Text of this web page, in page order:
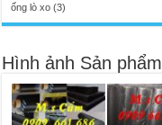
ống lò xo (3)
Hình ảnh Sản phẩm